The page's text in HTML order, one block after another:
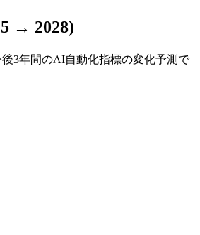
→ 2028)
3年間のAI自動化指標の変化予測で